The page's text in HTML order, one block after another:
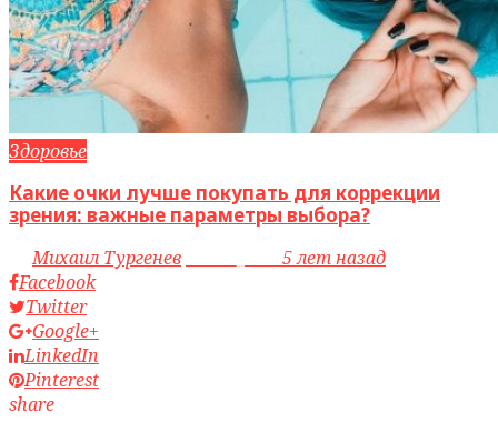
Здоровье
Какие очки лучше покупать для коррекции
зрения: важные параметры выбора?
byМихаил Тургенев
5 лет назад
Facebook
Twitter
Google+
LinkedIn
Pinterest
share